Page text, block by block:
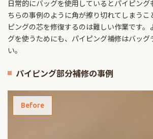
日常的にバッグを使用しているとパイピング
ちらの事例のように角が擦り切れてしまうこ
ピングの芯を修復するのは難しい作業です。
グを使うためにも、パイピング補修はバッグ
い。
パイピング部分補修の事例
Before